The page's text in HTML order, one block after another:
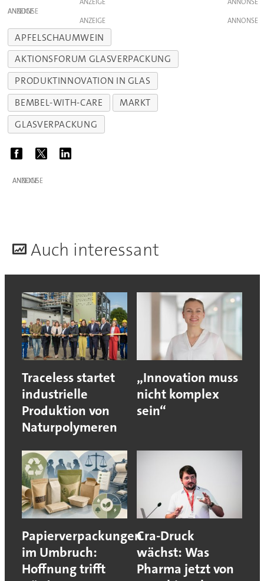
ANZEIGE
ANZEIGE
APFELSCHAUMWEIN
AKTIONSFORUM GLASVERPACKUNG
PRODUKTINNOVATION IN GLAS
BEMBEL-WITH-CARE
MARKT
GLASVERPACKUNG
ANZEIGE
Auch interessant
Traceless startet
industrielle
Produktion von
Naturpolymeren
„Innovation muss
nicht komplex
sein“
Papierverpackungen
im Umbruch:
Hoffnung trifft
Cra-Druck
wächst: Was
Pharma jetzt von